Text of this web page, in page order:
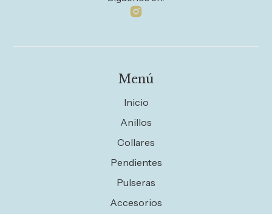
Menú
Inicio
Anillos
Collares
Pendientes
Pulseras
Accesorios